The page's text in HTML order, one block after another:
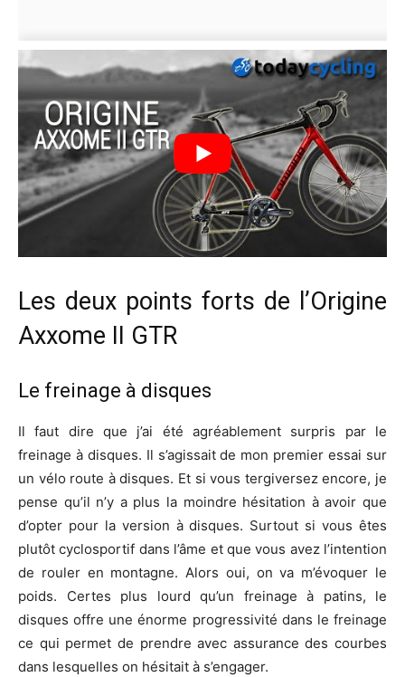
Les deux points forts de l’Origine
Axxome II GTR
Le freinage à disques
Il faut dire que j’ai été agréablement surpris par le
freinage à disques. Il s’agissait de mon premier essai sur
un vélo route à disques. Et si vous tergiversez encore, je
pense qu’il n’y a plus la moindre hésitation à avoir que
d’opter pour la version à disques. Surtout si vous êtes
plutôt cyclosportif dans l’âme et que vous avez l’intention
de rouler en montagne. Alors oui, on va m’évoquer le
poids. Certes plus lourd qu’un freinage à patins, le
disques offre une énorme progressivité dans le freinage
ce qui permet de prendre avec assurance des courbes
dans lesquelles on hésitait à s’engager.